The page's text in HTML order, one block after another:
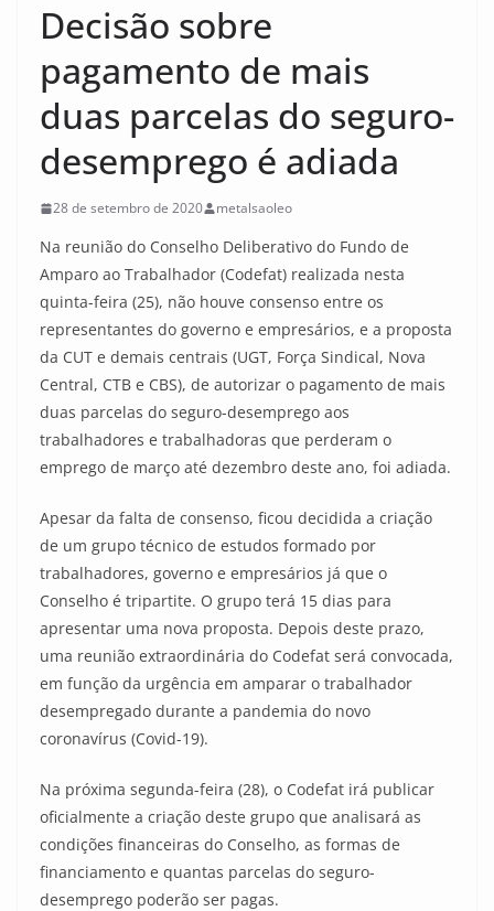
Decisão sobre
pagamento de mais
duas parcelas do seguro-
desemprego é adiada
28 de setembro de 2020 metalsaoleo
Na reunião do Conselho Deliberativo do Fundo de
Amparo ao Trabalhador (Codefat) realizada nesta
quinta-feira (25), não houve consenso entre os
representantes do governo e empresários, e a proposta
da CUT e demais centrais (UGT, Força Sindical, Nova
Central, CTB e CBS), de autorizar o pagamento de mais
duas parcelas do seguro-desemprego aos
trabalhadores e trabalhadoras que perderam o
emprego de março até dezembro deste ano, foi adiada.
Apesar da falta de consenso, ficou decidida a criação
de um grupo técnico de estudos formado por
trabalhadores, governo e empresários já que o
Conselho é tripartite. O grupo terá 15 dias para
apresentar uma nova proposta. Depois deste prazo,
uma reunião extraordinária do Codefat será convocada,
em função da urgência em amparar o trabalhador
desempregado durante a pandemia do novo
coronavírus (Covid-19).
Na próxima segunda-feira (28), o Codefat irá publicar
oficialmente a criação deste grupo que analisará as
condições financeiras do Conselho, as formas de
financiamento e quantas parcelas do seguro-
desemprego poderão ser pagas.